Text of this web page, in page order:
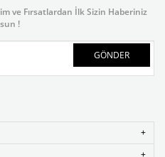
ve Fırsatlardan İlk Sizin Haberiniz
!
GÖNDER